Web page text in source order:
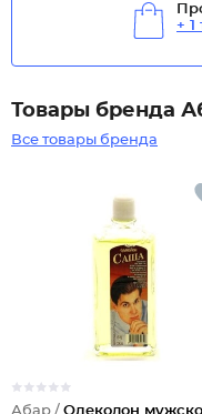
+ 1
Товары бренда
Все товары бренда